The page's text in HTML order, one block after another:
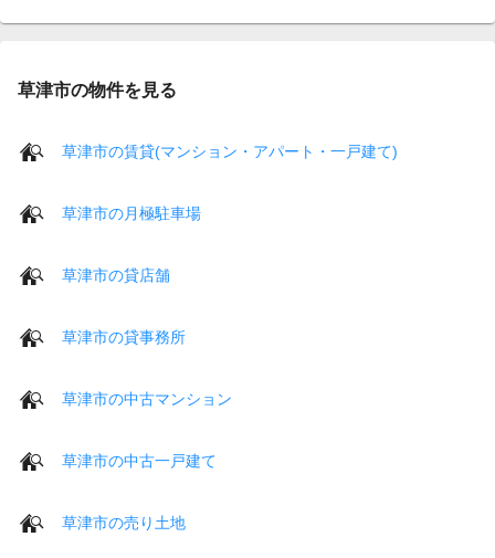
草津市の物件を見る
草津市の賃貸(マンション・アパート・一戸建て)
草津市の月極駐車場
草津市の貸店舗
草津市の貸事務所
草津市の中古マンション
草津市の中古一戸建て
草津市の売り土地